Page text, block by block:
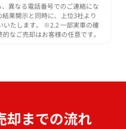
異なる電話番号でのご連絡にな
果開示と同時に、上位3社より
いたします。 ※2.2 一部実車の確
なご売却はお客様の任意です。
却までの流れ